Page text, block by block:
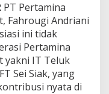
PT Pertamina
Fahrougi Andriani
ini tidak
Pertamina
yakni IT Teluk
Sei Siak, yang
nyata di